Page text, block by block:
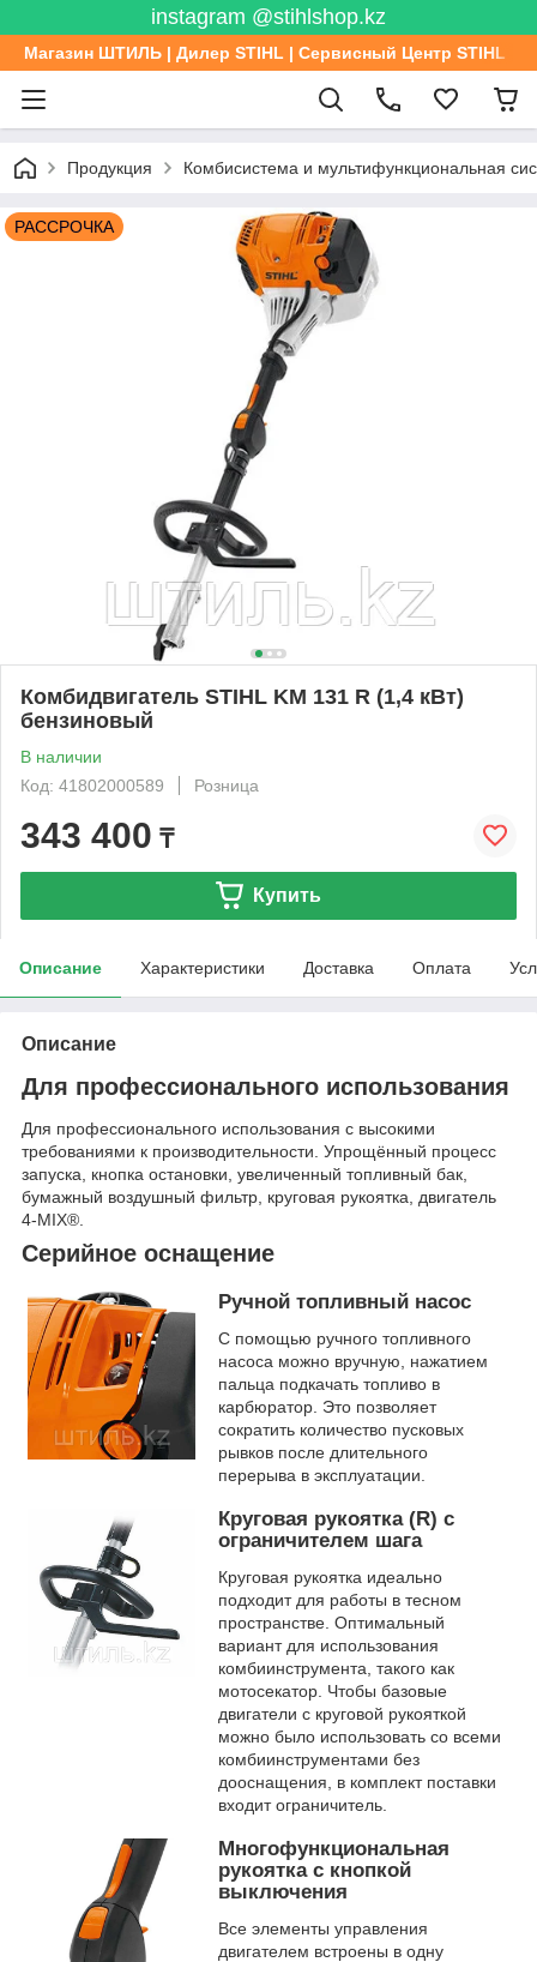
instagram @stihlshop.kz
Магазин ШТИЛЬ | Дилер STIHL | Сервисный Центр STIHL
Продукция Комбисистема и мультифункциональная
РАССРОЧКА
Комбидвигатель STIHL KM 131 R (1,4 кВт)
бензиновый
В наличии
Код: 41802000589
Розница
343 400 ₸
Купить
Описание Характеристики Доставка Оплата
Описание
Для профессионального использования
Для профессионального использования с высокими
требованиями к производительности. Упрощённый процесс
запуска, кнопка остановки, увеличенный топливный бак,
бумажный воздушный фильтр, круговая рукоятка, двигатель
4-MIX®.
Серийное оснащение
Ручной топливный насос
С помощью ручного топливного
насоса можно вручную, нажатием
пальца подкачать топливо в
карбюратор. Это позволяет
сократить количество пусковых
рывков после длительного
перерыва в эксплуатации.
Круговая рукоятка (R) с
ограничителем шага
Круговая рукоятка идеально
подходит для работы в тесном
пространстве. Оптимальный
вариант для использования
комбиинструмента, такого как
мотосекатор. Чтобы базовые
двигатели с круговой рукояткой
можно было использовать со всеми
комбиинструментами без
дооснащения, в комплект поставки
входит ограничитель.
Многофункциональная
рукоятка с кнопкой
выключения
Все элементы управления
двигателем встроены в одну